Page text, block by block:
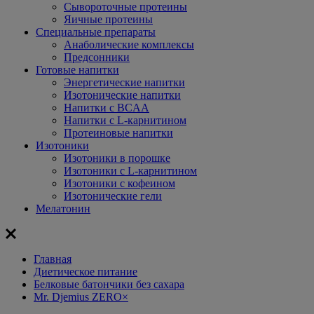
Сывороточные протеины
Яичные протеины
Специальные препараты
Анаболические комплексы
Предсонники
Готовые напитки
Энергетические напитки
Изотонические напитки
Напитки с BCAA
Напитки с L-карнитином
Протеиновые напитки
Изотоники
Изотоники в порошке
Изотоники с L-карнитином
Изотоники с кофеином
Изотонические гели
Мелатонин
Главная
Диетическое питание
Белковые батончики без сахара
Mr. Djemius ZERO×